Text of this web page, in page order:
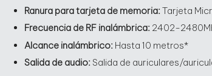
Ranura para tarjeta de memoria:Tarjeta
Frecuencia de RF inalámbrica: 2402-
Alcance inalámbrico: Hasta 10 metros*
Salida de audio:Salida de auriculares/